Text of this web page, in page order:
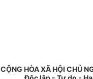
CỘNG HÒA XÃ HỘI CHỦ